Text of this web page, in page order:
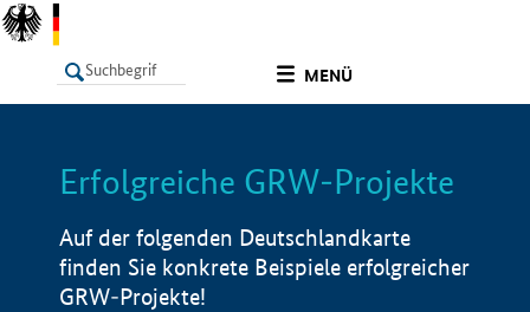
MENÜ
LISTE Info
Erfolgreiche GRW-Projekte
Auf der folgenden Deutschlandkarte
finden Sie konkrete Beispiele erfolgreicher
GRW-Projekte!